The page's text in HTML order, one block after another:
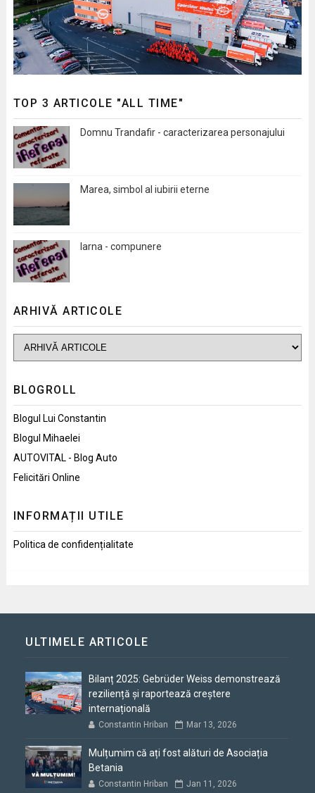
TOP 3 ARTICOLE "ALL TIME"
Domnu Trandafir - caracterizarea personajului
Marea, simbol al iubirii eterne
Iarna - compunere
ARHIVĂ ARTICOLE
BLOGROLL
Blogul Lui Constantin
Blogul Mihaelei
AUTOVITAL - Blog Auto
Felicitări Online
INFORMAȚII UTILE
Politica de confidențialitate
ULTIMELE ARTICOLE
Bilanț 2025: Gebrüder Weiss demonstrează
reziliență și raportează creștere
internațională
Constantin Hriban Mar 13, 2026
Mulțumim că ați fost alături de Asociația
Betania
Constantin Hriban Jan 11, 2026